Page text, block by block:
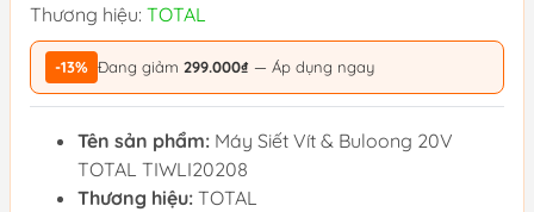
Thương hiệu: TOTAL
-13% Đang giảm 299.000₫ — Áp dụng ngay
Tên sản phẩm: Máy Siết Vít & Buloong 20V
TOTAL TIWLI20208
Thương hiệu: TOTAL